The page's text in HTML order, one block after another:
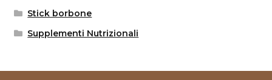
Stick borbone
Supplementi Nutrizionali